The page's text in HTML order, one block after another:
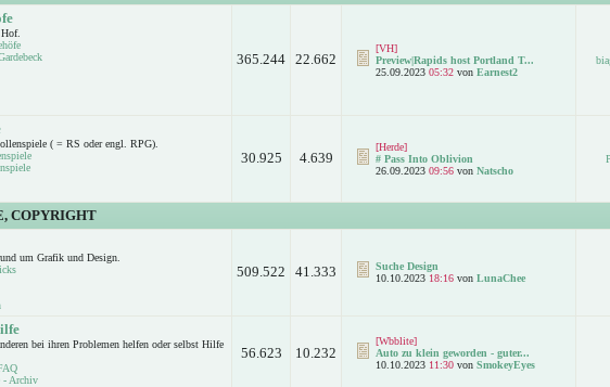
365.244 22.662
[VH]
Preview|Rapids host Portland T...
25.09.2023 05:32 von Earnest2
( = RS oder engl. RPG).
30.925 4.639
[Herde]
# Pass Into Oblivion
26.09.2023 09:56 von Natscho
COPYRIGHT
um Grafik und Design.
509.522 41.333
Suche Design
10.10.2023 18:16 von LunaChee
bei ihren Problemen helfen oder selbst Hilfe
- Archiv
56.623 10.232
[Wbblite]
Auto zu klein geworden - guter...
10.10.2023 11:30 von SmokeyEyes